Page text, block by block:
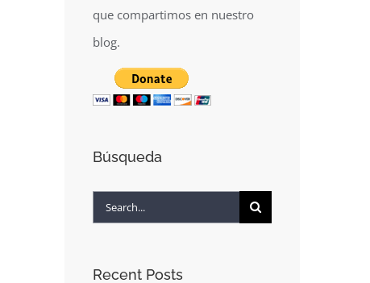
que compartimos en nuestro
blog.
Búsqueda
Search
Recent Posts